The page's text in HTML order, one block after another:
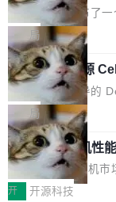
型系统的学术体操，
章从一个简单的例子
设置，如果用布尔
ean 表示是否可切换
色方案、深色方案
合。方案缺了、配置
哪些组合有效，作者
者部落知识"。 换个
变体：Switchable...
dflare OS
Cloudflare 发布了
S。如果你只看官方
个"AI 知识库 + 聊天
做，没什么新鲜的。
r 上把事情说清楚了
re OS，一个带连接
有科技公司做的一样
样。这是
那个创业公司。不同
lare Workers 上——
局
Deno 团队开源
布式 Durable
Ryan Dahl 领导的
目 Celld，一个能在
Workers 和 Durable
计思路很直接：每个
数据库，按名称寻址
存储库里。节点之
局
鲁大师7月新机性
性能、流畅双第一
新折叠缺席
2026年7月的手机市
增，手机厂商的日子
开 开源科技